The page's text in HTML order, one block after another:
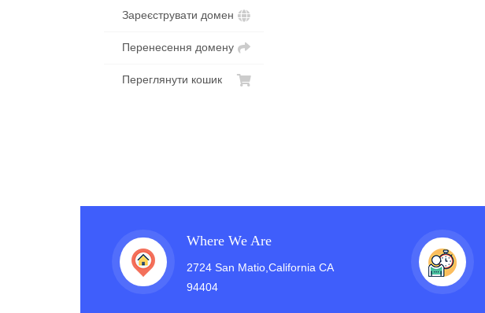
Зареєструвати домен
Перенесення домену
Переглянути кошик
Where We Are
2724 San Matio,California CA
94404